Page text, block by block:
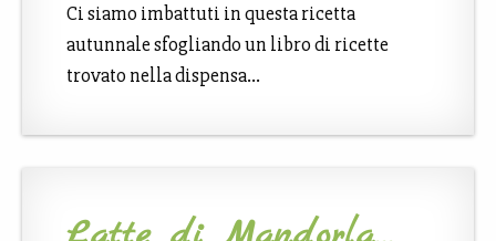
Ci siamo imbattuti in questa ricetta
autunnale sfogliando un libro di ricette
trovato nella dispensa…